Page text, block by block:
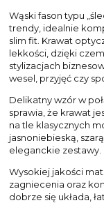
Wąski fason typu
trendy, idealnie
slim fit. Krawat
lekkości, dzięki
stylizacjach
wesel, przyjęć czy
Delikatny wzór w
sprawia, że krawat
na tle klasycznych
jasnoniebieską,
eleganckie zestawy.
Wysokiej jakości
zagniecenia oraz
dobrze się układa,